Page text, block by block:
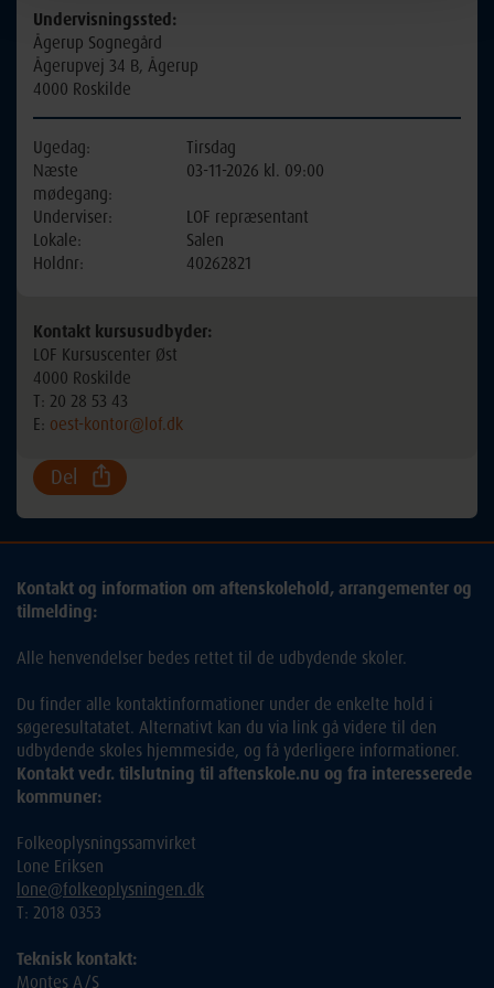
Undervisningssted:
Ågerup Sognegård
Ågerupvej 34 B, Ågerup
4000 Roskilde
Ugedag:
Tirsdag
Næste
mødegang:
03-11-2026 kl. 09:00
Underviser:
LOF repræsentant
Lokale:
Salen
Holdnr:
40262821
Kontakt kursusudbyder:
LOF Kursuscenter Øst
4000 Roskilde
T: 20 28 53 43
E: oest-kontor@lof.dk
Del
Kontakt og information om aftenskolehold, arrangementer og
tilmelding:
Alle henvendelser bedes rettet til de udbydende skoler.
Du finder alle kontaktinformationer under de enkelte hold i
søgeresultatatet. Alternativt kan du via link gå videre til den
udbydende skoles hjemmeside, og få yderligere informationer.
Kontakt vedr. tilslutning til aftenskole.nu og fra interesserede
kommuner:
Folkeoplysningssamvirket
Lone Eriksen
lone@folkeoplysningen.dk
T: 2018 0353
Teknisk kontakt:
Montes A/S